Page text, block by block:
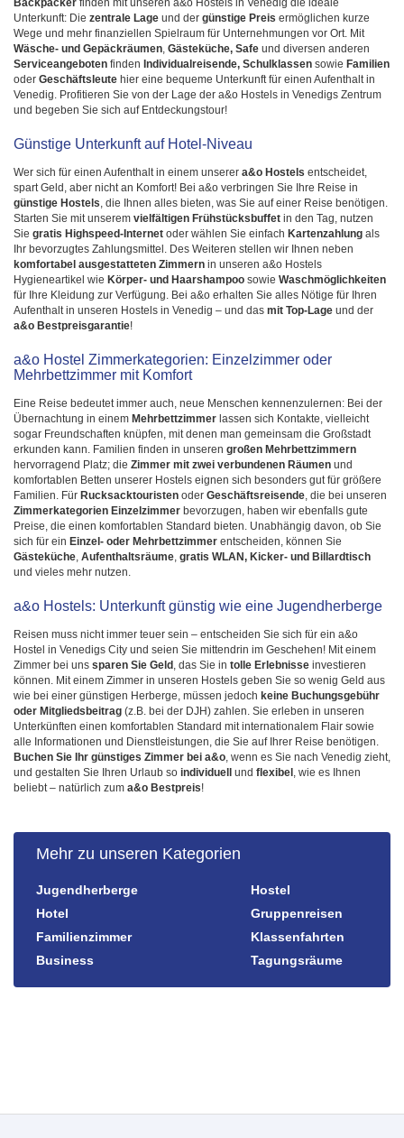
Backpacker finden mit unseren a&o Hostels in Venedig die ideale
Unterkunft: Die zentrale Lage und der günstige Preis ermöglichen kurze
Wege und mehr finanziellen Spielraum für Unternehmungen vor Ort. Mit
Wäsche- und Gepäckräumen, Gästeküche, Safe und diversen anderen
Serviceangeboten finden Individualreisende, Schulklassen sowie Familien
oder Geschäftsleute hier eine bequeme Unterkunft für einen Aufenthalt in
Venedig. Profitieren Sie von der Lage der a&o Hostels in Venedigs Zentrum
und begeben Sie sich auf Entdeckungstour!
Günstige Unterkunft auf Hotel-Niveau
Wer sich für einen Aufenthalt in einem unserer a&o Hostels entscheidet,
spart Geld, aber nicht an Komfort! Bei a&o verbringen Sie Ihre Reise in
günstige Hostels, die Ihnen alles bieten, was Sie auf einer Reise benötigen.
Starten Sie mit unserem vielfältigen Frühstücksbuffet in den Tag, nutzen
Sie gratis Highspeed-Internet oder wählen Sie einfach Kartenzahlung als
Ihr bevorzugtes Zahlungsmittel. Des Weiteren stellen wir Ihnen neben
komfortabel ausgestatteten Zimmern in unseren a&o Hostels
Hygieneartikel wie Körper- und Haarshampoo sowie Waschmöglichkeiten
für Ihre Kleidung zur Verfügung. Bei a&o erhalten Sie alles Nötige für Ihren
Aufenthalt in unseren Hostels in Venedig – und das mit Top-Lage und der
a&o Bestpreisgarantie!
a&o Hostel Zimmerkategorien: Einzelzimmer oder
Mehrbettzimmer mit Komfort
Eine Reise bedeutet immer auch, neue Menschen kennenzulernen: Bei der
Übernachtung in einem Mehrbettzimmer lassen sich Kontakte, vielleicht
sogar Freundschaften knüpfen, mit denen man gemeinsam die Großstadt
erkunden kann. Familien finden in unseren großen Mehrbettzimmern
hervorragend Platz; die Zimmer mit zwei verbundenen Räumen und
komfortablen Betten unserer Hostels eignen sich besonders gut für größere
Familien. Für Rucksacktouristen oder Geschäftsreisende, die bei unseren
Zimmerkategorien Einzelzimmer bevorzugen, haben wir ebenfalls gute
Preise, die einen komfortablen Standard bieten. Unabhängig davon, ob Sie
sich für ein Einzel- oder Mehrbettzimmer entscheiden, können Sie
Gästeküche, Aufenthaltsräume, gratis WLAN, Kicker- und Billardtisch
und vieles mehr nutzen.
a&o Hostels: Unterkunft günstig wie eine Jugendherberge
Reisen muss nicht immer teuer sein – entscheiden Sie sich für ein a&o
Hostel in Venedigs City und seien Sie mittendrin im Geschehen! Mit einem
Zimmer bei uns sparen Sie Geld , das Sie in tolle Erlebnisse investieren
können. Mit einem Zimmer in unseren Hostels geben Sie so wenig Geld aus
wie bei einer günstigen Herberge, müssen jedoch keine Buchungsgebühr
oder Mitgliedsbeitrag (z.B. bei der DJH) zahlen. Sie erleben in unseren
Unterkünften einen komfortablen Standard mit internationalem Flair sowie
alle Informationen und Dienstleistungen, die Sie auf Ihrer Reise benötigen.
Buchen Sie Ihr günstiges Zimmer bei a&o, wenn es Sie nach Venedig zieht,
und gestalten Sie Ihren Urlaub so individuell und flexibel , wie es Ihnen
beliebt – natürlich zum a&o Bestpreis!
Mehr zu unseren Kategorien
Jugendherberge
Hostel
Hotel
Gruppenreisen
Familienzimmer
Klassenfahrten
Business
Tagungsräume